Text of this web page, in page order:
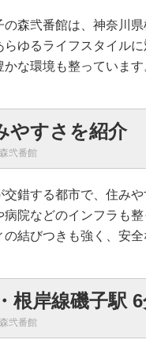
の森弐番館は、神奈川
らゆるライフスタイル
な環境も整っています
やすさを紹介
弐番館
錯する都市で、住み
病院などのインフラも
結びつきも強く、安
根岸線磯子駅
弐番館